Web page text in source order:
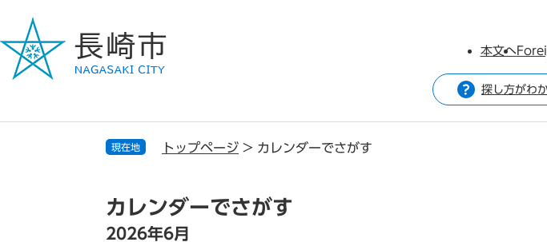
ジ
で
ュ
ば
本文へ
探し方がわ
現在地 トップページ > カレンダーでさがす
文
カレンダーでさがす
2026年6月